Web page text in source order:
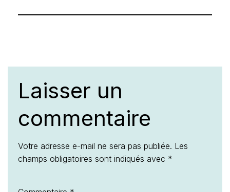
Laisser un
commentaire
Votre adresse e-mail ne sera pas publiée. Les
champs obligatoires sont indiqués avec *